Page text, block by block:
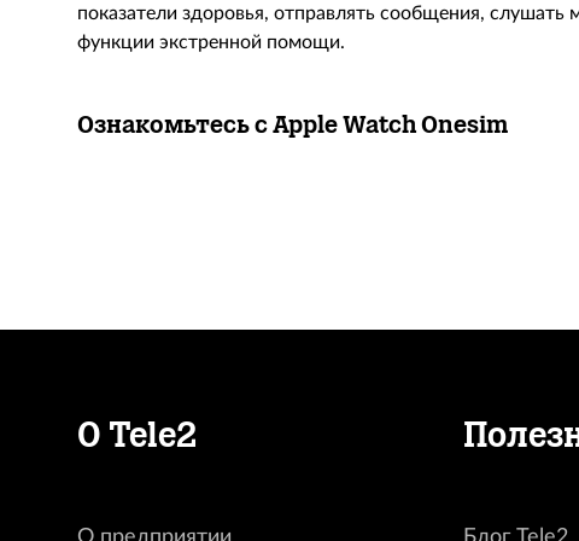
показатели здоровья, отправлять сообщения, слушать
функции экстренной помощи.
Ознакомьтесь с Apple Watch Onesim
О Tele2